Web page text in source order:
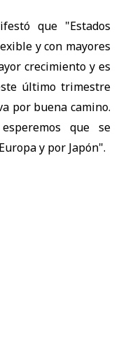
que "Estados
y con mayores
crecimiento y es
último trimestre
por buena camino.
que se
y por Japón".